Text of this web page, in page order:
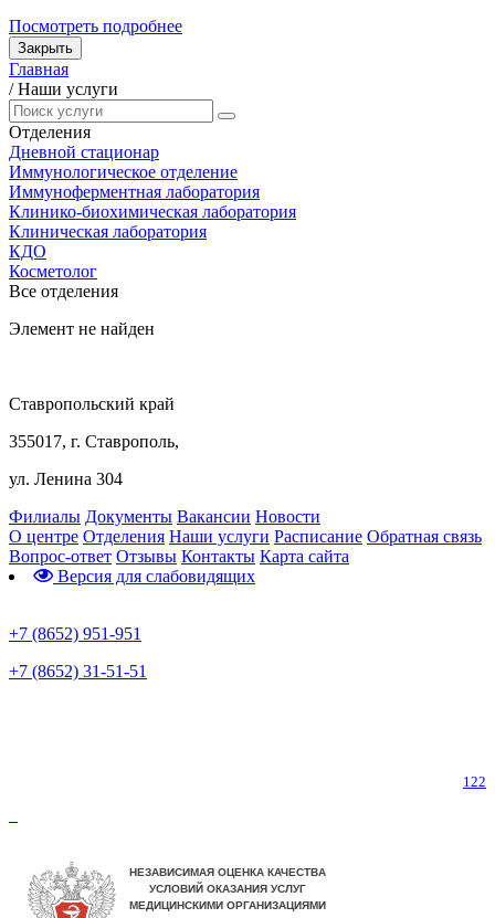
Посмотреть подробнее
Закрыть
Главная
/ Наши услуги
Отделения
Дневной стационар
Иммунологическое отделение
Иммуноферментная лаборатория
Клинико-биохимическая лаборатория
Клиническая лаборатория
КДО
Косметолог
Все отделения
Элемент не найден
Ставропольский край
355017, г. Ставрополь,
ул. Ленина 304
Филиалы Документы Вакансии Новости
О центре Отделения Наши услуги Расписание Обратная связь
Вопрос-ответ Отзывы Контакты Карта сайта
Версия для слабовидящих
+7 (8652) 951-951
+7 (8652) 31-51-51
122